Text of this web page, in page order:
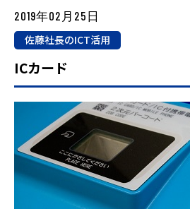
2019年02月25日
佐藤社長のICT活用
ICカード